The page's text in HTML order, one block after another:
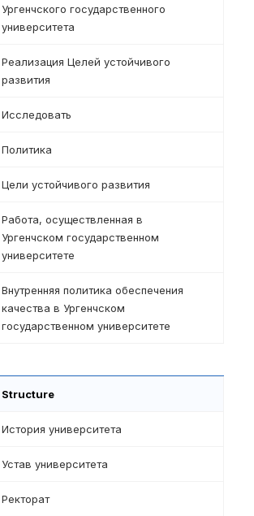
Ургенчского государственного
университета
Реализация Целей устойчивого
развития
Исследовать
Политика
Цели устойчивого развития
Работа, осуществленная в
Ургенчском государственном
университете
Внутренняя политика обеспечения
качества в Ургенчском
государственном университете
Structure
История университета
Устав университета
Ректорат